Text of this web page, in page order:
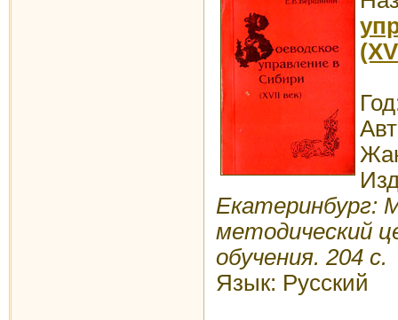
Екатеринбург:
методический
обучения. 204 с.
Язык: Русский